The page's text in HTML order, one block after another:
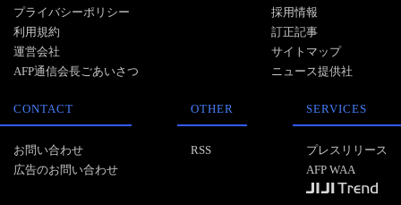
プライバシーポリシー
利用規約
運営会社
AFP通信会長ごあいさつ
採用情報
訂正記事
サイトマップ
ニュース提供社
CONTACT
お問い合わせ
広告のお問い合わせ
OTHER
RSS
SERVICES
プレスリリース
AFP WAA